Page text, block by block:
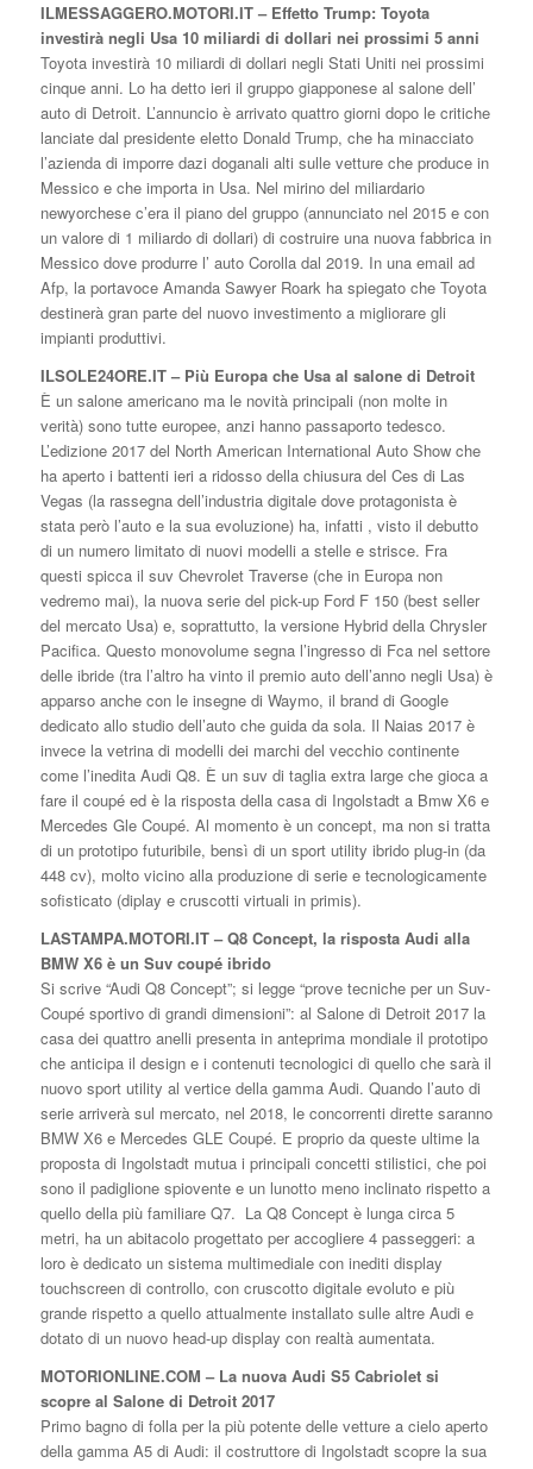
ILMESSAGGERO.MOTORI.IT – Effetto Trump: Toyota
investirà negli Usa 10 miliardi di dollari nei prossimi 5 anni
Toyota investirà 10 miliardi di dollari negli Stati Uniti nei prossimi
cinque anni. Lo ha detto ieri il gruppo giapponese al salone dell’
auto di Detroit. L’annuncio è arrivato quattro giorni dopo le critiche
lanciate dal presidente eletto Donald Trump, che ha minacciato
l’azienda di imporre dazi doganali alti sulle vetture che produce in
Messico e che importa in Usa. Nel mirino del miliardario
newyorchese c’era il piano del gruppo (annunciato nel 2015 e con
un valore di 1 miliardo di dollari) di costruire una nuova fabbrica in
Messico dove produrre l’ auto Corolla dal 2019. In una email ad
Afp, la portavoce Amanda Sawyer Roark ha spiegato che Toyota
destinerà gran parte del nuovo investimento a migliorare gli
impianti produttivi.
ILSOLE24ORE.IT – Più Europa che Usa al salone di Detroit
È un salone americano ma le novità principali (non molte in
verità) sono tutte europee, anzi hanno passaporto tedesco.
L’edizione 2017 del North American International Auto Show che
ha aperto i battenti ieri a ridosso della chiusura del Ces di Las
Vegas (la rassegna dell’industria digitale dove protagonista è
stata però l’auto e la sua evoluzione) ha, infatti , visto il debutto
di un numero limitato di nuovi modelli a stelle e strisce. Fra
questi spicca il suv Chevrolet Traverse (che in Europa non
vedremo mai), la nuova serie del pick-up Ford F 150 (best seller
del mercato Usa) e, soprattutto, la versione Hybrid della Chrysler
Pacifica. Questo monovolume segna l’ingresso di Fca nel settore
delle ibride (tra l’altro ha vinto il premio auto dell’anno negli Usa) è
apparso anche con le insegne di Waymo, il brand di Google
dedicato allo studio dell’auto che guida da sola. Il Naias 2017 è
invece la vetrina di modelli dei marchi del vecchio continente
come l’inedita Audi Q8. È un suv di taglia extra large che gioca a
fare il coupé ed è la risposta della casa di Ingolstadt a Bmw X6 e
Mercedes Gle Coupé. Al momento è un concept, ma non si tratta
di un prototipo futuribile, bensì di un sport utility ibrido plug-in (da
448 cv), molto vicino alla produzione di serie e tecnologicamente
sofisticato (diplay e cruscotti virtuali in primis).
LASTAMPA.MOTORI.IT – Q8 Concept, la risposta Audi alla
BMW X6 è un Suv coupé ibrido
Si scrive “Audi Q8 Concept”; si legge “prove tecniche per un Suv-
Coupé sportivo di grandi dimensioni”: al Salone di Detroit 2017 la
casa dei quattro anelli presenta in anteprima mondiale il prototipo
che anticipa il design e i contenuti tecnologici di quello che sarà il
nuovo sport utility al vertice della gamma Audi. Quando l’auto di
serie arriverà sul mercato, nel 2018, le concorrenti dirette saranno
BMW X6 e Mercedes GLE Coupé. E proprio da queste ultime la
proposta di Ingolstadt mutua i principali concetti stilistici, che poi
sono il padiglione spiovente e un lunotto meno inclinato rispetto a
quello della più familiare Q7. La Q8 Concept è lunga circa 5
metri, ha un abitacolo progettato per accogliere 4 passeggeri: a
loro è dedicato un sistema multimediale con inediti display
touchscreen di controllo, con cruscotto digitale evoluto e più
grande rispetto a quello attualmente installato sulle altre Audi e
dotato di un nuovo head-up display con realtà aumentata.
MOTORIONLINE.COM – La nuova Audi S5 Cabriolet si
scopre al Salone di Detroit 2017
Primo bagno di folla per la più potente delle vetture a cielo aperto
della gamma A5 di Audi: il costruttore di Ingolstadt scopre la sua